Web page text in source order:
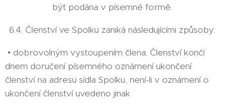
být podána v písemné formě.
6.4. Členství ve Spolku zaniká následujícími způsoby:
• dobrovolným vystoupením člena. Členství končí
dnem doručení písemného oznámení ukončení
členství na adresu sídla Spolku, není-li v oznámení o
ukončení členství uvedeno jinak